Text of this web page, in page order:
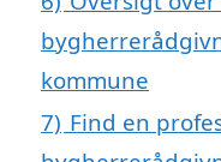
kommune
7) Find en